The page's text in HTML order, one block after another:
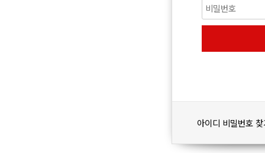
아이디 비밀번호